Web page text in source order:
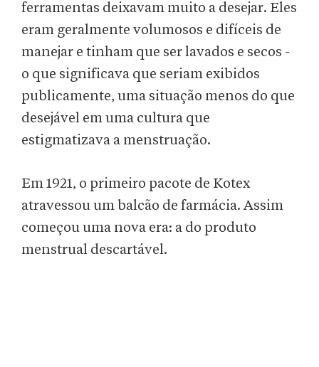
ferramentas deixavam muito a desejar. Eles
eram geralmente volumosos e difíceis de
manejar e tinham que ser lavados e secos -
o que significava que seriam exibidos
publicamente, uma situação menos do que
desejável em uma cultura que
estigmatizava a menstruação.
Em 1921, o primeiro pacote de Kotex
atravessou um balcão de farmácia. Assim
começou uma nova era: a do produto
menstrual descartável.